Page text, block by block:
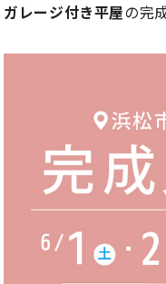
ガレージ付き平屋の完